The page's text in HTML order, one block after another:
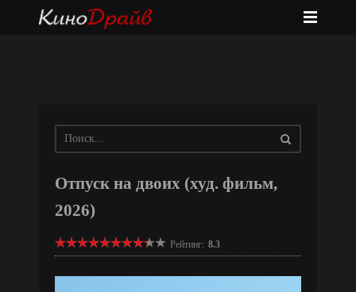
Отпуск на двоих (худ. фильм,
2026)
Рейтинг: 8.3